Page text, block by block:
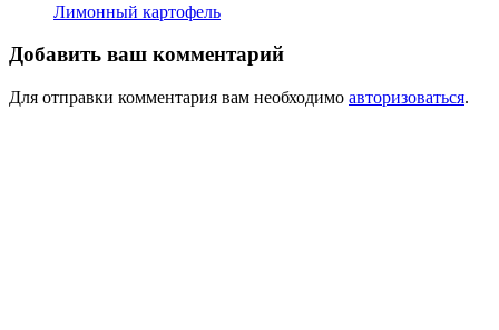
Лимонный картофель
Добавить ваш комментарий
Для отправки комментария вам необходимо авторизоваться.